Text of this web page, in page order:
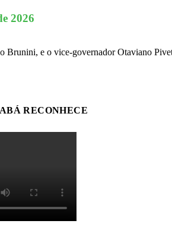
2026
Brunini, e o vice-governador Otaviano
RECONHECE